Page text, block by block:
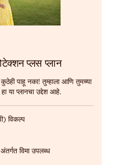
प्लस प्लान
पाहू नका! तुम्हाला आणि तुमच्या
या प्लानचा उद्देश आहे.
विकल्प
अंतर्गत विमा उपलब्ध